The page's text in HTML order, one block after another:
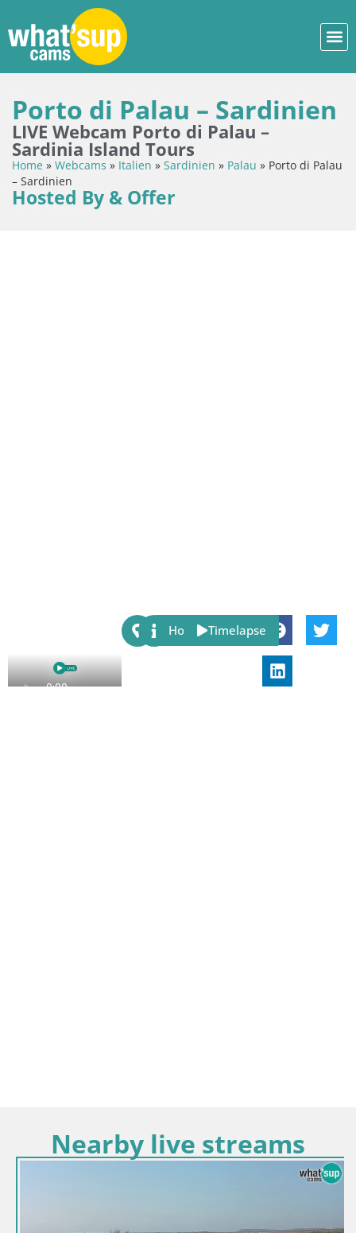
Porto di Palau – Sardinien
LIVE Webcam Porto di Palau –
Sardinia Island Tours
Home » Webcams » Italien » Sardinien » Palau » Porto di Palau
– Sardinien
Hosted By & Offer
Share:
Host Timelapse
Nearby live streams